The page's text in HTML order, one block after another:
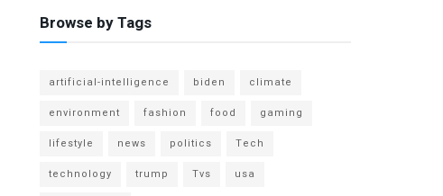
Browse by Tags
artificial-intelligence biden
climate
environment
fashion food
gaming
lifestyle
news politics
Tech
technology
trump Tvs
usa